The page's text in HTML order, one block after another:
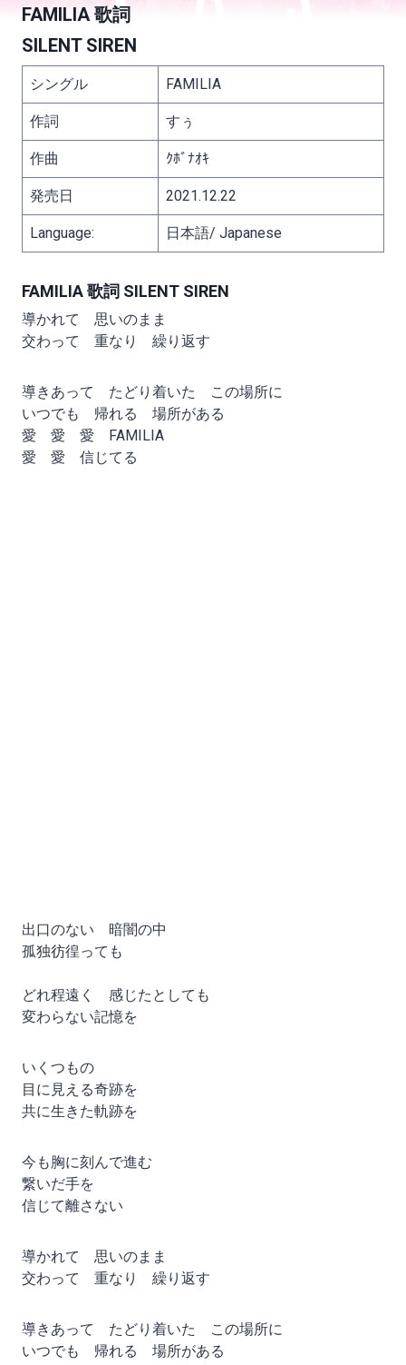
FAMILIA 歌詞
SILENT SIREN
シングル FAMILIA
作詞 すぅ
作曲 ｸﾎﾞﾅｵｷ
発売日 2021.12.22
Language: 日本語/ Japanese
FAMILIA 歌詞 SILENT SIREN
導かれて 思いのまま
交わって 重なり 繰り返す
導きあって たどり着いた この場所に
いつでも 帰れる 場所がある
愛 愛 愛 FAMILIA
愛 愛 信じてる
出口のない 暗闇の中
孤独彷徨っても
どれ程遠く 感じたとしても
変わらない記憶を
いくつもの
目に見える奇跡を
共に生きた軌跡を
今も胸に刻んで進む
繋いだ手を
信じて離さない
導かれて 思いのまま
交わって 重なり 繰り返す
導きあって たどり着いた この場所に
いつでも 帰れる 場所がある